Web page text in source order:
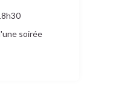
soirée